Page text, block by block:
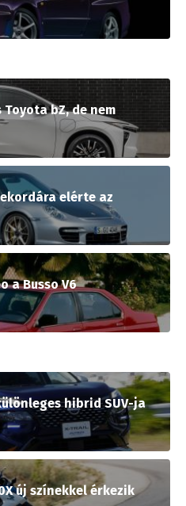
bZ, de nem
elérte az
a Busso V6
hibrid SUV-ja
új színekkel érkezik